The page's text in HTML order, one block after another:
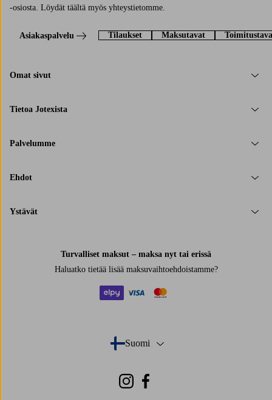
-osiosta. Löydät täältä myös yhteystietomme.
Asiakaspalvelu Tilaukset Maksutavat
Omat sivut
Tietoa Jotexista
Palvelumme
Ehdot
Ystävät
Turvalliset maksut – maksa nyt tai erissä
Haluatko tietää lisää maksuvaihtoehdoistamme?
Suomi
- Valitse maa